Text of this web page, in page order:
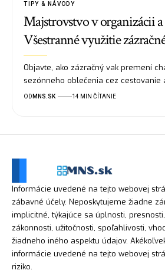
TIPY & NÁVODY
Majstrovstvo v organizácii
Všestranné využitie
Objavte, ako zázračný vak premení
sezónneho oblečenia cez cestovanie
OD MNS.SK 14 MIN ČÍTANIE
Informácie uvedené na tejto webovej
zábavné účely. Neposkytujeme žiadne
implicitné, týkajúce sa úplnosti,
zákonnosti, užitočnosti, spoľahlivosti,
žiadneho iného aspektu údajov.
informácie uvedené na tejto webovej
riziko.